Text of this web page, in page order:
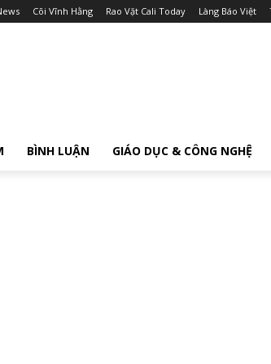
Cõi Vĩnh Hằng Rao Vặt Cali Today Làng Báo Việt
BÌNH LUẬN GIÁO DỤC & CÔNG NGHỆ